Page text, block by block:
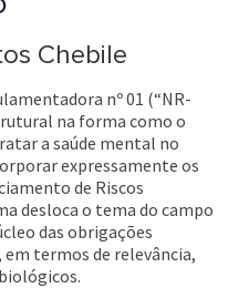
Chebile
nº 01 (“NR-
na forma como o
a saúde mental no
expressamente os
de Riscos
desloca o tema do campo
das obrigações
termos de relevância,